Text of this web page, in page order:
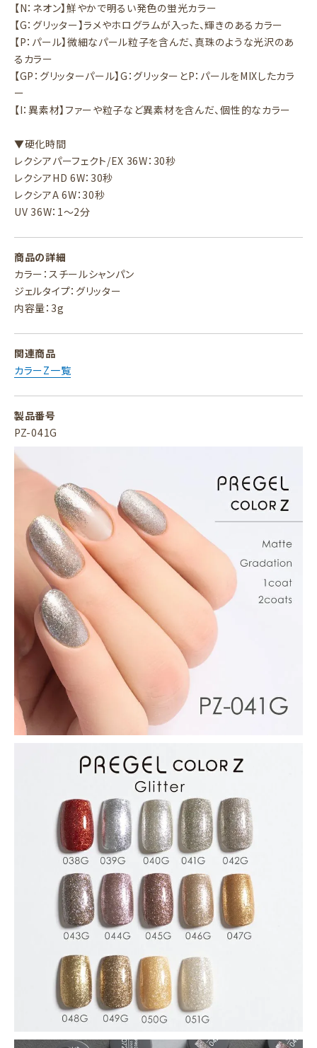
【N：ネオン】鮮やかで明るい発色の蛍光カラー
【G：グリッター】ラメやホログラムが入った、輝きのあるカラー
【P：パール】微細なパール粒子を含んだ、真珠のような光沢のあ
るカラー
【GP：グリッターパール】G：グリッターとP：パールをMIXしたカラ
ー
【I：異素材】ファーや粒子など異素材を含んだ、個性的なカラー
▼硬化時間
レクシアパーフェクト/EX 36W：30秒
レクシアHD 6W：30秒
レクシアA 6W：30秒
UV 36W：1～2分
商品の詳細
カラー：スチールシャンパン
ジェルタイプ：グリッター
内容量：3g
関連商品
カラーZ一覧
製品番号
PZ-041G